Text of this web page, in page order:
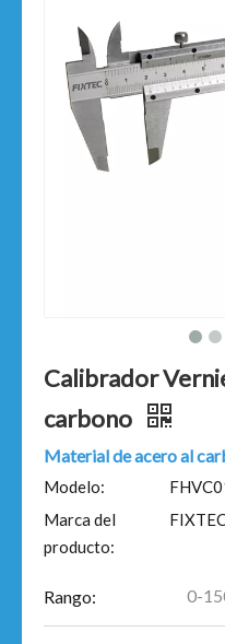
Calibrador
carbono
Material de acero al
Modelo:
Marca del
producto:
Rango: 0-